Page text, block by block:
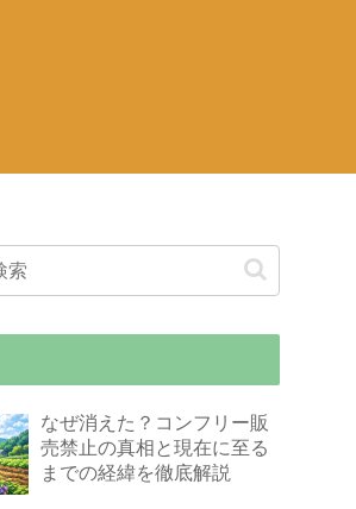
なぜ消えた？コンフリー販
売禁止の真相と現在に至る
までの経緯を徹底解説